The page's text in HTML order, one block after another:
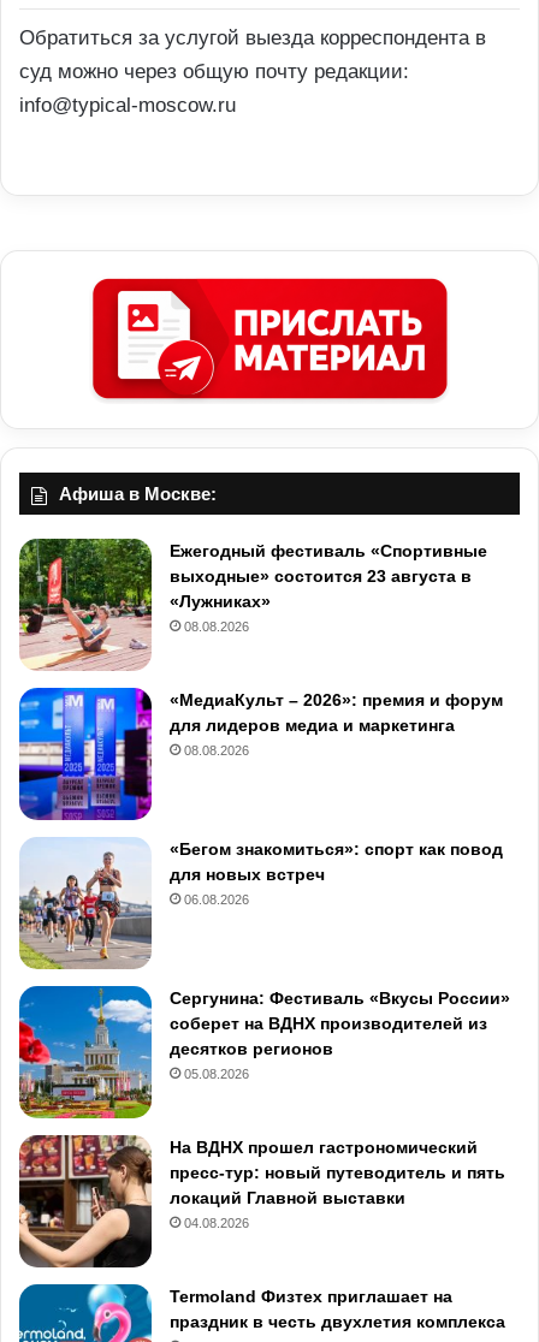
Обратиться за услугой выезда корреспондента в
суд можно через общую почту редакции:
info@typical-moscow.ru
Афиша в Москве:
Ежегодный фестиваль «Спортивные
выходные» состоится 23 августа в
«Лужниках»
08.08.2026
«МедиаКульт – 2026»: премия и форум
для лидеров медиа и маркетинга
08.08.2026
«Бегом знакомиться»: спорт как повод
для новых встреч
06.08.2026
Сергунина: Фестиваль «Вкусы России»
соберет на ВДНХ производителей из
десятков регионов
05.08.2026
На ВДНХ прошел гастрономический
пресс-тур: новый путеводитель и пять
локаций Главной выставки
04.08.2026
Termoland Физтех приглашает на
праздник в честь двухлетия комплекса